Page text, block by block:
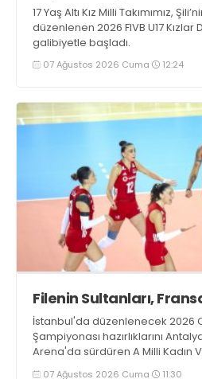
17 Yaş Altı Kız Milli Takımımız,
düzenlenen 2026 FIVB U17 Kızlar
galibiyetle başladı.
07 Ağustos 2026 Cuma 12:24
Filenin Sultanları,
İstanbul'da düzenlenecek 2026
Şampiyonası hazırlıklarını
Arena'da sürdüren A Milli Kadın
Fransa ile oynadığı hazırlık
07 Ağustos 2026 Cuma 11:30